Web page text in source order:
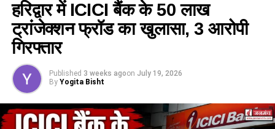
हरिद्वार में ICICI बैंक के 50 लाख
ट्रांजेक्शन फ्रॉड का खुलासा, 3 आरोपी
गिरफ्तार
Published 3 weeks agoon July 19, 2026
By Yogita Bisht